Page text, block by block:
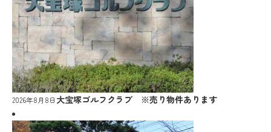
2026年8月8日 大宝塚ゴルフクラブ ※売り物件あります